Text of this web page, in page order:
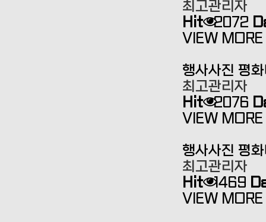
최고관리자
Hit 2072
VIEW MORE
행사사진 평
최고관리자
Hit 2076
VIEW MORE
행사사진 평
최고관리자
Hit 1469
VIEW MORE